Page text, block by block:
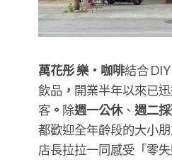
萬花彤 樂・咖啡結合
飲品 ， 開業半年以來已
客 。 除週一公休、 週二
都歡迎全年齡段的大小
店長拉拉一同感受「零